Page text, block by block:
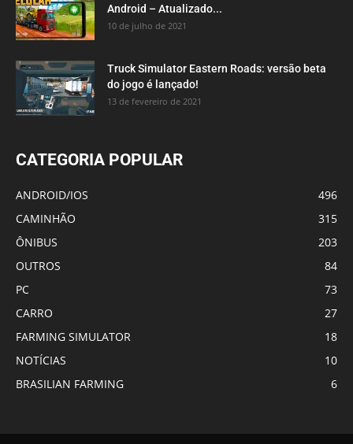
Android – Atualizado...
10 de julho de 2021
Truck Simulator Eastern Roads: versão beta
do jogo é lançado!
13 de fevereiro de 2021
CATEGORIA POPULAR
ANDROID/IOS
496
CAMINHÃO
315
ÔNIBUS
203
OUTROS
84
PC
73
CARRO
27
FARMING SIMULATOR
18
NOTÍCIAS
10
BRASILIAN FARMING
6